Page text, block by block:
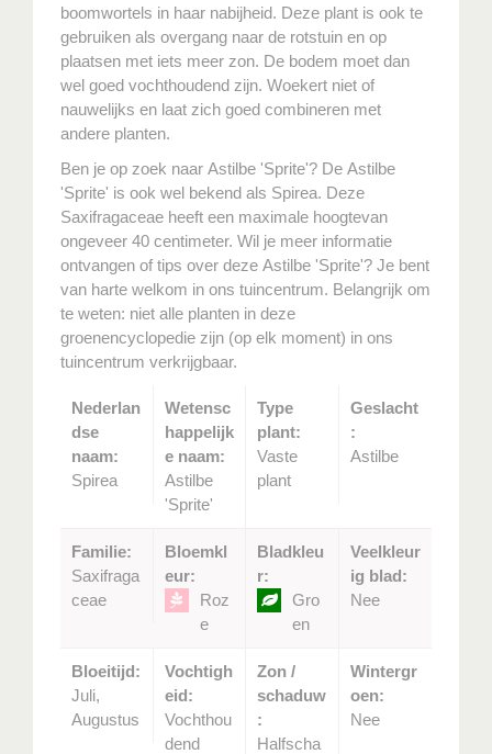
boomwortels in haar nabijheid. Deze plant is ook te
gebruiken als overgang naar de rotstuin en op
plaatsen met iets meer zon. De bodem moet dan
wel goed vochthoudend zijn. Woekert niet of
nauwelijks en laat zich goed combineren met
andere planten.
Ben je op zoek naar Astilbe 'Sprite'? De Astilbe
'Sprite' is ook wel bekend als Spirea. Deze
Saxifragaceae heeft een maximale hoogtevan
ongeveer 40 centimeter. Wil je meer informatie
ontvangen of tips over deze Astilbe 'Sprite'? Je bent
van harte welkom in ons tuincentrum. Belangrijk om
te weten: niet alle planten in deze
groenencyclopedie zijn (op elk moment) in ons
tuincentrum verkrijgbaar.
Nederlan
dse
naam:
Spirea
Wetensc
happelijk
e naam:
Astilbe
'Sprite'
Type
plant:
Vaste
plant
Geslacht
:
Astilbe
Familie:
Saxifraga
ceae
Bloemkl
eur:
Roz
e
Bladkleu
r:
Gro
en
Veelkleur
ig blad:
Nee
Bloeitijd:
Juli,
Augustus
Vochtigh
eid:
Vochthou
dend
Zon /
schaduw
:
Halfscha
Wintergr
oen:
Nee